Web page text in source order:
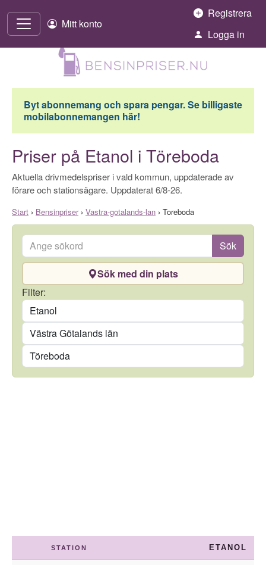
Mitt konto
Registrera
Logga in
Byt abonnemang och spara pengar. Se billigaste
mobilabonnemangen här!
Priser på Etanol i Töreboda
Aktuella drivmedelspriser i vald kommun, uppdaterade av
förare och stationsägare. Uppdaterat 6/8-26.
Start › Bensinpriser› Vastra-gotalands-lan › Toreboda
Ange sökord Sök
Sök med din plats
Filter:
Län
Kommun
STATION ETANOL